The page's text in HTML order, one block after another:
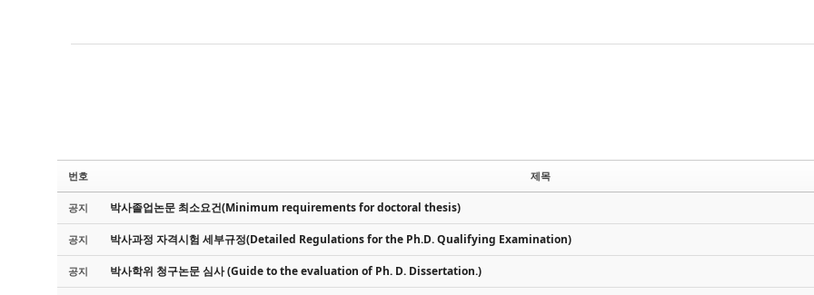
번호 제목
공지 박사졸업논문 최소요건(Minimum requirements for doctoral thesis)
공지 박사과정 자격시험 세부규정(Detailed Regulations for the Ph.D. Qualifying Examination)
공지 박사학위 청구논문 심사 (Guide to the evaluation of Ph. D. Dissertation.)